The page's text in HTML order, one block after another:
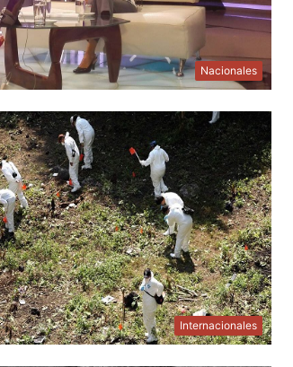
Nacionales
Internacionales